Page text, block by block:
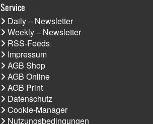
Service
Daily – Newsletter
Weekly – Newsletter
RSS-Feeds
Impressum
AGB Shop
AGB Online
AGB Print
Datenschutz
Cookie-Manager
Nutzungsbedingungen